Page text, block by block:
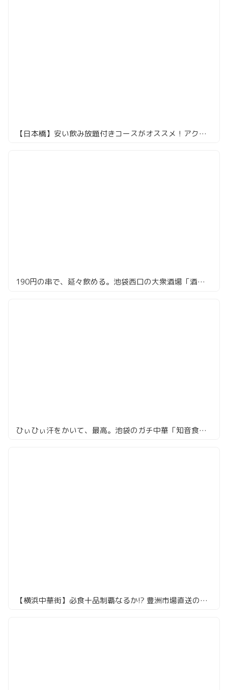
【日本橋】安い飲み放題付きコースがオススメ！アクセス抜群！「日本橋 墨之栄」で漁港直送の魚介を楽しむ
190円の串で、延々飲める。池袋西口の大衆酒場「酒蔵 力」
ひぃひぃ汗をかいて、最高。池袋のガチ中華「知音食堂」で本場四川を浴びる
【横浜中華街】必食十品制覇なるか!? 豊洲市場直送の中華料理屋でアラカルト満喫